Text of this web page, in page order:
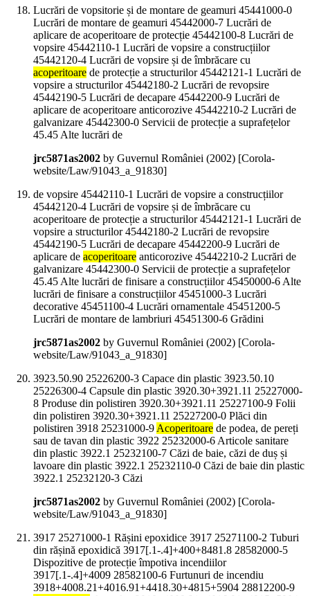
Lucrări de vopsitorie și de montare de geamuri 45441000-0
Lucrări de montare de geamuri 45442000-7 Lucrări de
aplicare de acoperitoare de protecție 45442100-8 Lucrări de
vopsire 45442110-1 Lucrări de vopsire a construcțiilor
45442120-4 Lucrări de vopsire și de îmbrăcare cu
acoperitoare de protecție a structurilor 45442121-1 Lucrări de
vopsire a structurilor 45442180-2 Lucrări de revopsire
45442190-5 Lucrări de decapare 45442200-9 Lucrări de
aplicare de acoperitoare anticorozive 45442210-2 Lucrări de
galvanizare 45442300-0 Servicii de protecție a suprafețelor
45.45 Alte lucrări de
jrc5871as2002 by Guvernul României (2002) [Corola-
website/Law/91043_a_91830]
de vopsire 45442110-1 Lucrări de vopsire a construcțiilor
45442120-4 Lucrări de vopsire și de îmbrăcare cu
acoperitoare de protecție a structurilor 45442121-1 Lucrări de
vopsire a structurilor 45442180-2 Lucrări de revopsire
45442190-5 Lucrări de decapare 45442200-9 Lucrări de
aplicare de acoperitoare anticorozive 45442210-2 Lucrări de
galvanizare 45442300-0 Servicii de protecție a suprafețelor
45.45 Alte lucrări de finisare a construcțiilor 45450000-6 Alte
lucrări de finisare a construcțiilor 45451000-3 Lucrări
decorative 45451100-4 Lucrări ornamentale 45451200-5
Lucrări de montare de lambriuri 45451300-6 Grădini
jrc5871as2002 by Guvernul României (2002) [Corola-
website/Law/91043_a_91830]
3923.50.90 25226200-3 Capace din plastic 3923.50.10
25226300-4 Capsule din plastic 3920.30+3921.11 25227000-
8 Produse din polistiren 3920.30+3921.11 25227100-9 Folii
din polistiren 3920.30+3921.11 25227200-0 Plăci din
polistiren 3918 25231000-9Acoperitoare de podea, de pereți
sau de tavan din plastic 3922 25232000-6 Articole sanitare
din plastic 3922.1 25232100-7 Căzi de baie, căzi de duș și
lavoare din plastic 3922.1 25232110-0 Căzi de baie din plastic
3922.1 25232120-3 Căzi
jrc5871as2002 by Guvernul României (2002) [Corola-
website/Law/91043_a_91830]
3917 25271000-1 Rășini epoxidice 3917 25271100-2 Tuburi
din rășină epoxidică 3917[.1-.4]+400+8481.8 28582000-5
Dispozitive de protecție împotiva incendiilor
3917[.1-.4]+4009 28582100-6 Furtunuri de incendiu
3918+4008.21+4016.91+4418.30+4815+5904 28812200-9